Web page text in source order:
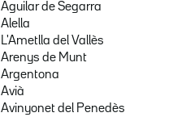
Aguilar de Segarra
Alella
L'Ametlla del Vallès
Arenys de Munt
Argentona
Avià
Avinyonet del Penedès